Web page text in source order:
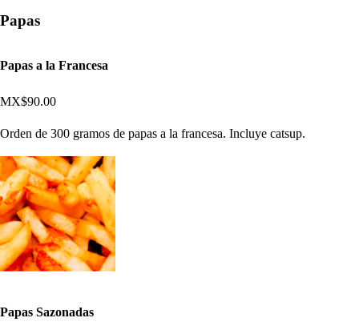
Papas
Papas a la Francesa
MX$90.00
Orden de 300 gramos de papas a la francesa. Incluye catsup.
Papas Sazonadas